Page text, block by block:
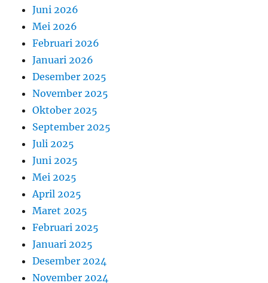
Juni 2026
Mei 2026
Februari 2026
Januari 2026
Desember 2025
November 2025
Oktober 2025
September 2025
Juli 2025
Juni 2025
Mei 2025
April 2025
Maret 2025
Februari 2025
Januari 2025
Desember 2024
November 2024